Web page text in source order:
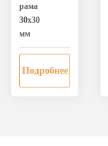
рама
30х30
мм
Подробнее